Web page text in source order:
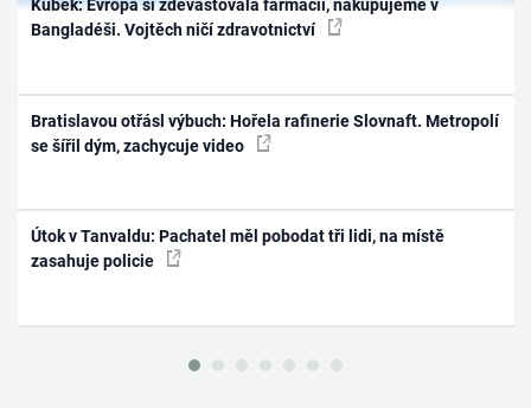
Kubek: Evropa si zdevastovala farmacii, nakupujeme v
Bangladéši. Vojtěch ničí zdravotnictví
Bratislavou otřásl výbuch: Hořela rafinerie Slovnaft. Metropolí
se šířil dým, zachycuje video
Útok v Tanvaldu: Pachatel měl pobodat tři lidi, na místě
zasahuje policie